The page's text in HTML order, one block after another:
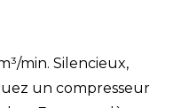
min. Silencieux,
un compresseur